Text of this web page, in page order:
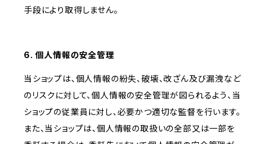
手段により取得しません。
6. 個人情報の安全管理
当ショップは、個人情報の紛失、破壊、改ざん及び漏洩など
のリスクに対して、個人情報の安全管理が図られるよう、当
ショップの従業員に対し、必要かつ適切な監督を行います。
また、当ショップは、個人情報の取扱いの全部又は一部を